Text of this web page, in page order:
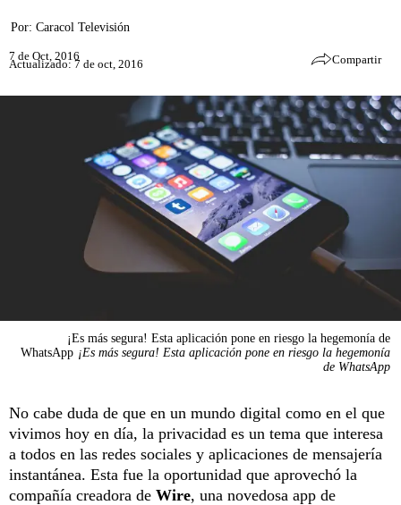
Por: Caracol Televisión
7 de Oct, 2016
Actualizado: 7 de oct, 2016 Compartir
¡Es más segura! Esta aplicación pone en riesgo la hegemonía de
WhatsApp ¡Es más segura! Esta aplicación pone en riesgo la hegemonía
de WhatsApp
No cabe duda de que en un mundo digital como en el que
vivimos hoy en día, la privacidad es un tema que interesa
a todos en las redes sociales y aplicaciones de mensajería
instantánea. Esta fue la oportunidad que aprovechó la
compañía creadora de Wire, una novedosa app de